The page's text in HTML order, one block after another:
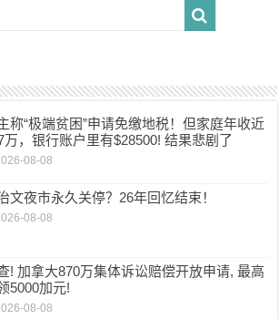
称“极端贫困”申请免缴地税！但家庭年收近
万，银行账户里有$28500! 结果悲剧了
08-08
文夜市永久关停？26年回忆结束！
08-08
! 加拿大870万集体诉讼赔偿开放申请, 最高
5000加元!
08-08